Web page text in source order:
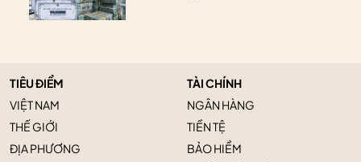
TIÊU ĐIỂM
VIỆT NAM
THẾ GIỚI
ĐỊA PHƯƠNG
TÀI CHÍNH
NGÂN HÀNG
TIỀN TỆ
BẢO HIỂM